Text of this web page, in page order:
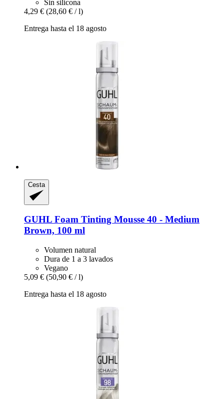
Sin silicona
4,29 € (28,60 € / l)
Entrega hasta el 18 agosto
Cesta
GUHL Foam Tinting Mousse 40 -​ Medium
Brown, 100 ml
Volumen natural
Dura de 1 a 3 lavados
Vegano
5,09 € (50,90 € / l)
Entrega hasta el 18 agosto